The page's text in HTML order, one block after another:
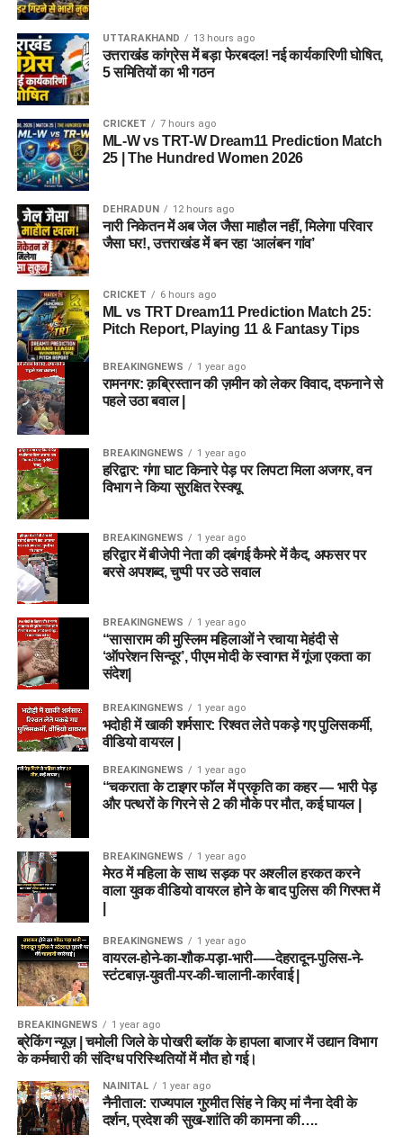
UTTARAKHAND 13 hours ago
उत्तराखंड कांग्रेस में बड़ा फेरबदल! नई कार्यकारिणी घोषित,
5 समितियों का भी गठन
CRICKET 7 hours ago
ML-W vs TRT-W Dream11 Prediction Match
25 | The Hundred Women 2026
DEHRADUN 12 hours ago
नारी निकेतन में अब जेल जैसा माहौल नहीं, मिलेगा परिवार
जैसा घर!, उत्तराखंड में बन रहा ‘आलंबन गांव’
CRICKET 6 hours ago
ML vs TRT Dream11 Prediction Match 25:
Pitch Report, Playing 11 & Fantasy Tips
BREAKINGNEWS 1 year ago
रामनगर: क़ब्रिस्तान की ज़मीन को लेकर विवाद, दफनाने से
पहले उठा बवाल |
BREAKINGNEWS 1 year ago
हरिद्वार: गंगा घाट किनारे पेड़ पर लिपटा मिला अजगर, वन
विभाग ने किया सुरक्षित रेस्क्यू
BREAKINGNEWS 1 year ago
हरिद्वार में बीजेपी नेता की दबंगई कैमरे में कैद, अफसर पर
बरसे अपशब्द, चुप्पी पर उठे सवाल
BREAKINGNEWS 1 year ago
“सासाराम की मुस्लिम महिलाओं ने रचाया मेहंदी से
‘ऑपरेशन सिन्दूर’, पीएम मोदी के स्वागत में गूंजा एकता का
संदेश|
BREAKINGNEWS 1 year ago
भदोही में खाकी शर्मसार: रिश्वत लेते पकड़े गए पुलिसकर्मी,
वीडियो वायरल |
BREAKINGNEWS 1 year ago
“चकराता के टाइगर फॉल में प्रकृति का कहर — भारी पेड़
और पत्थरों के गिरने से 2 की मौके पर मौत, कई घायल |
BREAKINGNEWS 1 year ago
मेरठ में महिला के साथ सड़क पर अश्लील हरकत करने
वाला युवक वीडियो वायरल होने के बाद पुलिस की गिरफ्त में
BREAKINGNEWS 1 year ago
वायरल-होने-का-शौक-पड़ा-भारी-—-देहरादून-पुलिस-ने-
स्टंटबाज़-युवती-पर-की-चालानी-कार्रवाई |
BREAKINGNEWS 1 year ago
ब्रेकिंग न्यूज़ | चमोली जिले के पोखरी ब्लॉक के हापला बाजार में उद्यान विभाग
के कर्मचारी की संदिग्ध परिस्थितियों में मौत हो गई।
NAINITAL 1 year ago
नैनीताल: राज्यपाल गुरमीत सिंह ने किए मां नैना देवी के
दर्शन, प्रदेश की सुख-शांति की कामना की….